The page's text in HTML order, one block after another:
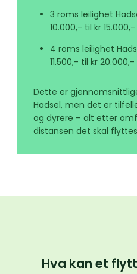
3 roms leilighet
10.000,- til kr 15.000,-
4 roms leilighet
11.500,- til kr 20.000,-
Dette er
Hadsel, men det er
og dyrere – alt etter
distansen det skal
Hva kan et